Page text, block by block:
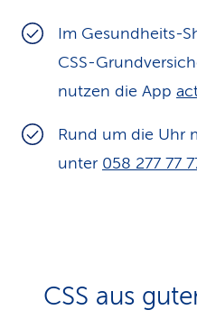
Im Gesundheits-
CSS-
nutzen die App
Rund um die Uhr
unter 058 277 77
CSS aus